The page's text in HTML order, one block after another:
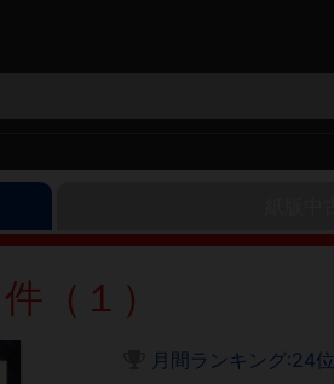
（１）
月間ランキング:24位